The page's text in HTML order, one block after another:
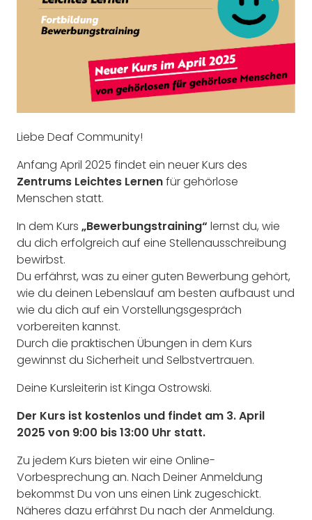
Liebe Deaf Community!
Anfang April 2025 findet ein neuer Kurs des
Zentrums Leichtes Lernenfür gehörlose
Menschen statt.
In dem Kurs „Bewerbungstraining“ lernst du, wie
du dich erfolgreich auf eine Stellenausschreibung
bewirbst.
Du erfährst, was zu einer guten Bewerbung gehört,
wie du deinen Lebenslauf am besten aufbaust und
wie du dich auf ein Vorstellungsgespräch
vorbereiten kannst.
Durch die praktischen Übungen in dem Kurs
gewinnst du Sicherheit und Selbstvertrauen.
Deine Kursleiterin ist Kinga Ostrowski.
Der Kurs ist kostenlos und findet am 3.April
2025 von 9:00 bis 13:00 Uhr statt.
Zu jedem Kurs bieten wir eine Online-
Vorbesprechung an. Nach Deiner Anmeldung
bekommst Du von uns einen Link zugeschickt.
Näheres dazu erfährst Du nach der Anmeldung.